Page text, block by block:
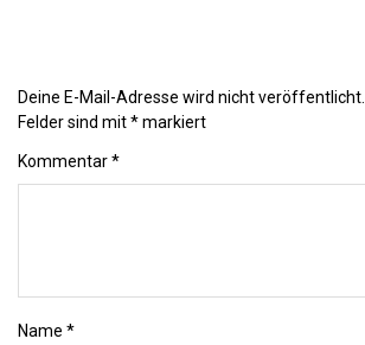
Deine E-Mail-Adresse wird nicht veröffentlicht.
Felder sind mit*markiert
Kommentar*
Name *